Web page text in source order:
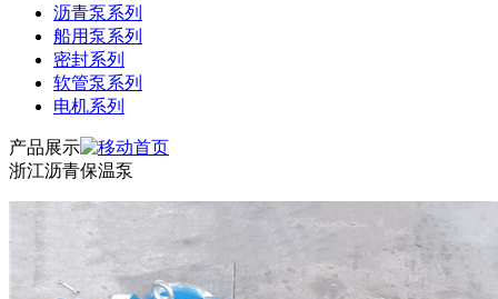
沥青泵系列
船用泵系列
密封系列
软管泵系列
电机系列
产品展示
浙江沥青保温泵